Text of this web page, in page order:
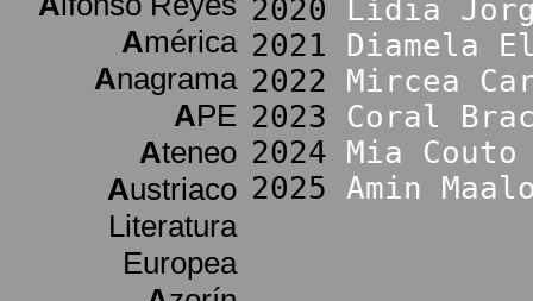
América
Anagrama
APE
Ateneo
Austriaco
Literatura
Europea
2020 Lídia
2021 Diamela
2022 Mircea
2023 Coral
2024 Mia Couto
2025 Amin